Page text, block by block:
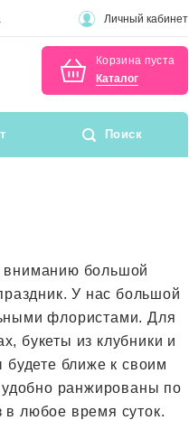
Личный кабинет
Корзина пуста
Каталог
Поиск
вниманию большой
У нас большой
флористами. Для
букеты из клубники и
ближе к своим
ранжированы по
в любое время суток.